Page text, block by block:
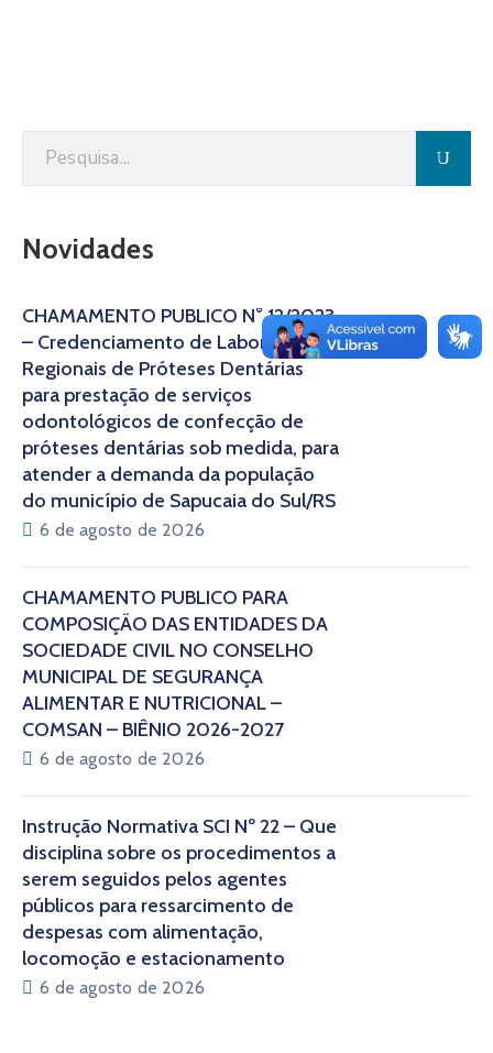
Novidades
CHAMAMENTO PÚBLICO N° 12/2023
– Credenciamento de Laboratórios
Regionais de Próteses Dentárias
para prestação de serviços
odontológicos de confecção de
próteses dentárias sob medida, para
atender a demanda da população
do município de Sapucaia do Sul/RS
6 de agosto de 2026
CHAMAMENTO PÚBLICO PARA
COMPOSIÇÃO DAS ENTIDADES DA
SOCIEDADE CIVIL NO CONSELHO
MUNICIPAL DE SEGURANÇA
ALIMENTAR E NUTRICIONAL –
COMSAN – BIÊNIO 2026-2027
6 de agosto de 2026
Instrução Normativa SCI Nº 22 – Que
disciplina sobre os procedimentos a
serem seguidos pelos agentes
públicos para ressarcimento de
despesas com alimentação,
locomoção e estacionamento
6 de agosto de 2026